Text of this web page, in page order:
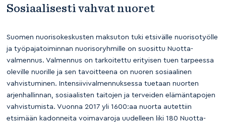
Sosiaalisesti vahvat nuoret
Suomen nuorisokeskusten maksuton tuki etsivälle nuorisotyölle
ja työpajatoiminnan nuorisoryhmille on suosittu Nuotta-
valmennus. Valmennus on tarkoitettu erityisen tuen tarpeessa
oleville nuorille ja sen tavoitteena on nuoren sosiaalinen
vahvistuminen. Intensiivivalmennuksessa tuetaan nuorten
arjenhallinnan, sosiaalisten taitojen ja terveiden elämäntapojen
vahvistumista. Vuonna 2017 yli 1600:aa nuorta autettiin
etsimään kadonneita voimavaroja uudelleen liki 180 Nuotta-